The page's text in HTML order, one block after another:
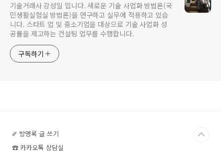
기술거래사 강성일 입니다. 새로운 기술 사업화 방법론(국
민생활실험실 방법론)을 연구하고 실무에 적용하고 있습
니다. 스타트 업 및 중소기업을 대상으로 기술 사업화 성
공률을 제고하는 컨설팅 업무를 수행합니다.
구독하기
✐ 방명록 글 쓰기
☎ 카카오톡 상담실